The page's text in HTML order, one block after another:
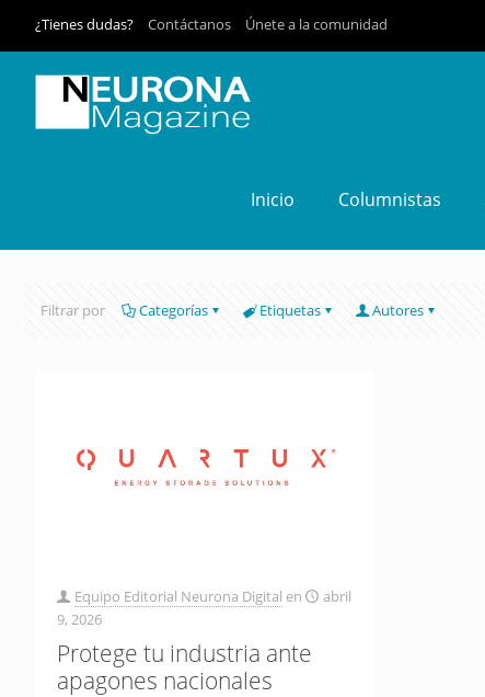
¿Tienes dudas? Contáctanos Únete a la comunidad
Inicio Columnistas
Filtrar por Categorías Etiquetas Autores
Equipo Editorial Neurona Digital en
abril
9, 2026
Protege tu industria ante
apagones nacionales